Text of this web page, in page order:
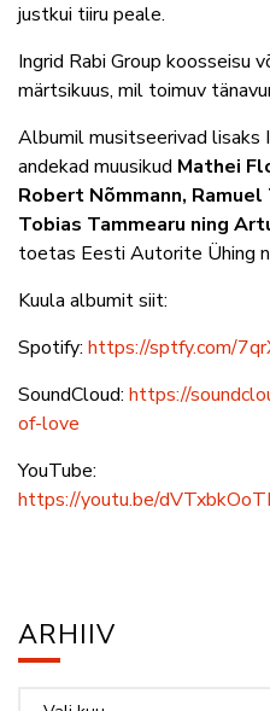
justkui tiiru peale.
Ingrid Rabi Group koosseisu
märtsikuus, mil toimuv
Albumil musitseerivad lisaks
andekad muusikud Mathei
Robert Nõmmann,
Tobias Tammearu ning
toetas Eesti Autorite Ühing
Kuula albumit siit:
Spotify: https://sptfy.com/
SoundCloud: https://
of-love
YouTube:
https://youtu.be/
ARHIIV